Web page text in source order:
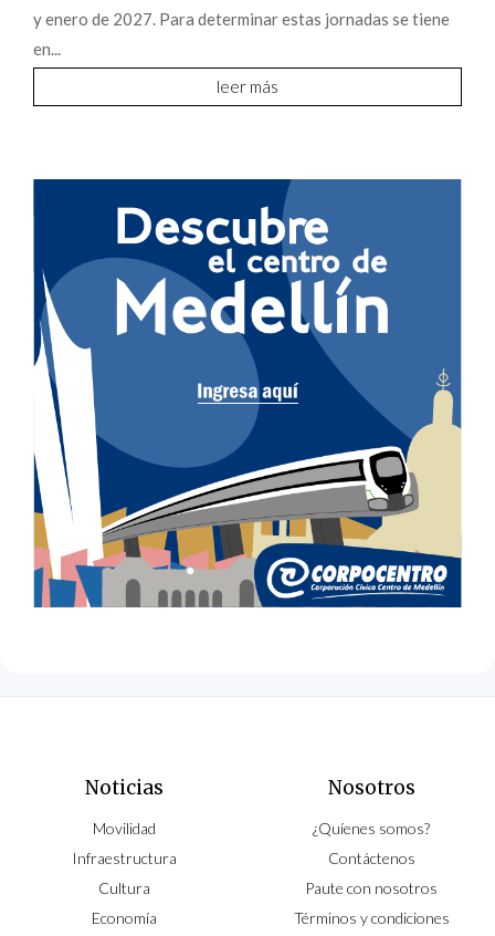
y enero de 2027. Para determinar estas jornadas se tiene
en...
leer más
Noticias
Movilidad
Infraestructura
Cultura
Economía
Nosotros
¿Quíenes somos?
Contáctenos
Paute con nosotros
Términos y condiciones